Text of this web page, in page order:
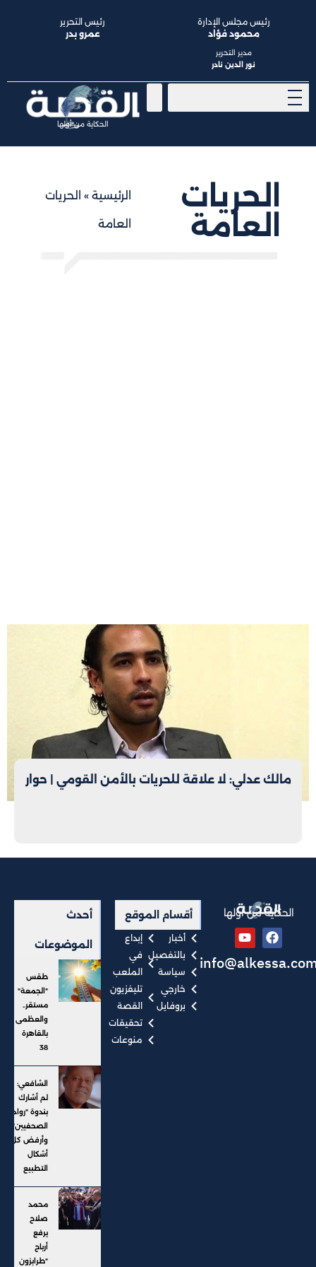
الحكاية من أولها
رئيس مجلس الإدارة
محمود فؤاد
مدير التحرير
نور الدين نادر
رئيس التحرير
عمرو بدر
الحريات
العامة
الرئيسية » الحريات
العامة
مالك عدلي: لا علاقة للحريات بالأمن القومي | حوار
الحكاية من أولها أقسام الموقع
أخبار
بالتفصيل
سياسة
خارجي
بروفايل
إبداع
في
الملعب
تليفزيون
القصة
تحقيقات
منوعات
أحدث
الموضوعات
طقس
"الجمعة"
مستقر..
والعظمى
بالقاهرة
38
الشافعي:
لم أشارك
بندوة "رواد
الصحفيين"..
وأرفض كل
أشكال
التطبيع
محمد
صلاح
يرفع
أرباح
"طرابزون